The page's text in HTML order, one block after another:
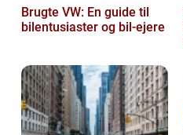
Brugte VW: En guide til
bilentusiaster og bil-ejere